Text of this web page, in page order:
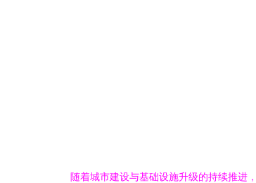
随着城市建设与基础设施升级的持续推进